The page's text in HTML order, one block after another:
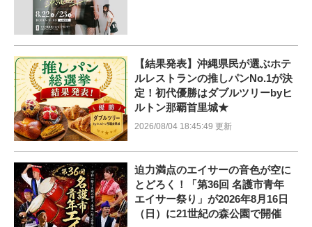
【結果発表】沖縄県民が選ぶホテ
ルレストランの推しパンNo.1が決
定！初代優勝はダブルツリーbyヒ
ルトン那覇首里城★
2026/08/04 18:45:49 更新
迫力満点のエイサーの音色が空に
とどろく！「第36回 名護市青年
エイサー祭り」が2026年8月16日
（日）に21世紀の森公園で開催